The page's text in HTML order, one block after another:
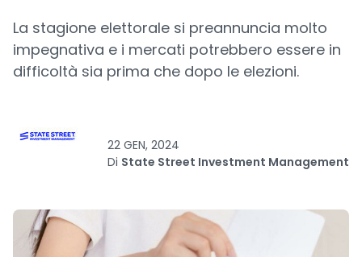
La stagione elettorale si preannuncia molto
impegnativa e i mercati potrebbero essere in
difficoltà sia prima che dopo le elezioni.
22 GEN, 2024
Di State Street Investment Management